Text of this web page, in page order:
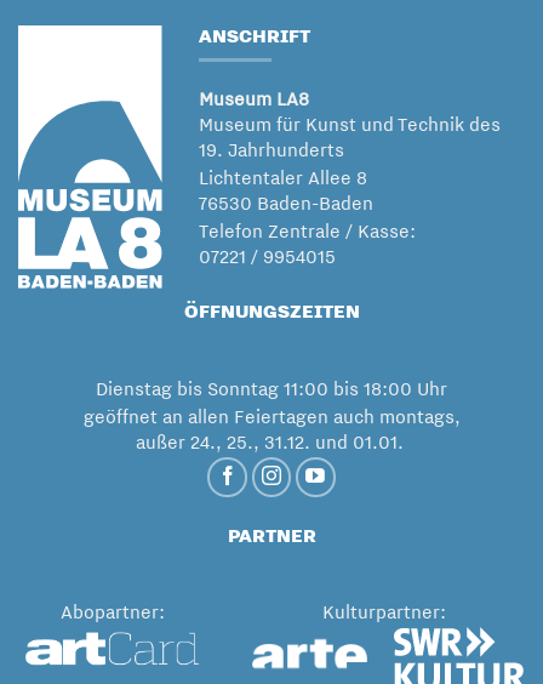
ANSCHRIFT
Museum LA8
Museum für Kunst und Technik des
19. Jahrhunderts
Lichtentaler Allee 8
76530 Baden-Baden
Telefon Zentrale / Kasse:
07221 / 9954015
ÖFFNUNGSZEITEN
Dienstag bis Sonntag 11:00 bis 18:00 Uhr
geöffnet an allen Feiertagen auch montags,
außer 24., 25., 31.12. und 01.01.
PARTNER
Abopartner: Kulturpartner: